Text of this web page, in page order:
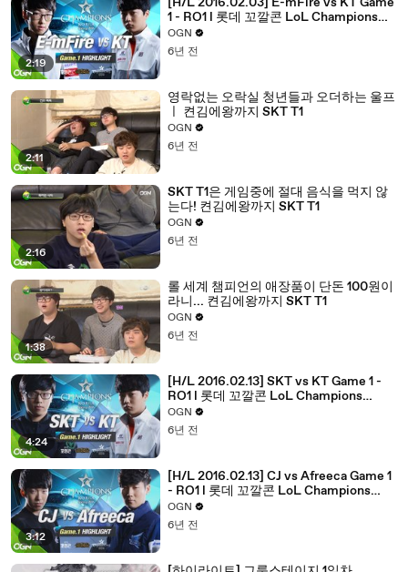
2:19
1 - RO1 l 롯데 꼬깔콘 LoL Champions
Korea Spring 2016
OGN
6년 전
2:11
영락없는 오락실 청년들과 오더하는 울프
ㅣ 켠김에왕까지 SKT T1
OGN
6년 전
2:16
SKT T1은 게임중에 절대 음식을 먹지 않
는다! 켠김에왕까지 SKT T1
OGN
6년 전
1:38
롤 세계 챔피언의 애장품이 단돈 100원이
라니... 켠김에왕까지 SKT T1
OGN
6년 전
4:24
[H/L 2016.02.13] SKT vs KT Game 1 -
RO1 l 롯데 꼬깔콘 LoL Champions
Korea Spring 2016
OGN
6년 전
3:12
[H/L 2016.02.13] CJ vs Afreeca Game 1
- RO1 l 롯데 꼬깔콘 LoL Champions
Korea Spring 2016
OGN
6년 전